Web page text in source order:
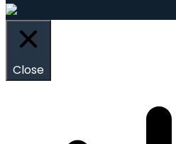
Close